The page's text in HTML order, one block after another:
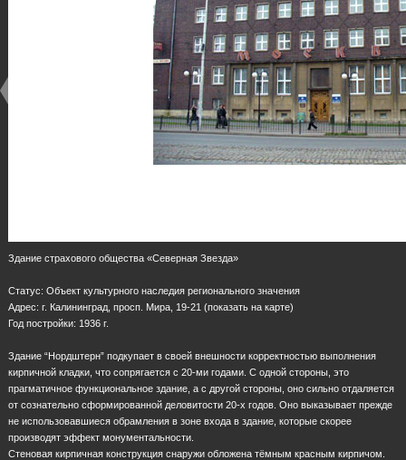
Здание страхового общества «Северная Звезда»
Статус: Объект культурного наследия регионального значения
Адрес: г. Калининград, просп. Мира, 19-21 (показать на карте)
Год постройки: 1936 г.
Здание “Нордштерн” подкупает в своей внешности корректностью выполнения
кирпичной кладки, что сопрягается с 20-ми годами. С одной стороны, это
прагматичное функциональное здание, а с другой стороны, оно сильно отдаляется
от сознательно сформированной деловитости 20-х годов. Оно выказывает прежде
не использовавшиеся обрамления в зоне входа в здание, которые скорее
производят эффект монументальности.
Стеновая кирпичная конструкция снаружи обложена тёмным красным кирпичом.